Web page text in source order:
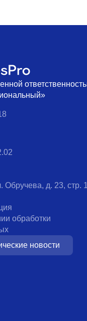
Обручева, д. 23, стр.
обработки
новости